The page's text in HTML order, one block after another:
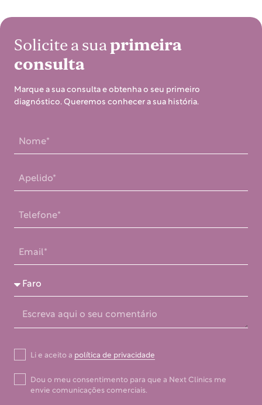
Solicite a suaprimeira
consulta
Marque a sua consulta e obtenha o seu primeiro
diagnóstico. Queremos conhecer a sua história.
Li e aceito a política de privacidade
Dou o meu consentimento para que a Next Clinics me
envie comunicações comerciais.